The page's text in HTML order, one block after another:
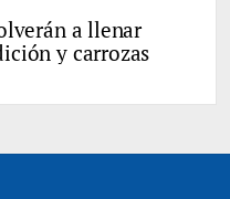
a llenar
y carrozas